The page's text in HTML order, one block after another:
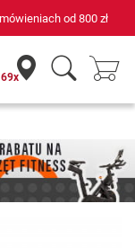
69 sklepów fitness i 75
69x